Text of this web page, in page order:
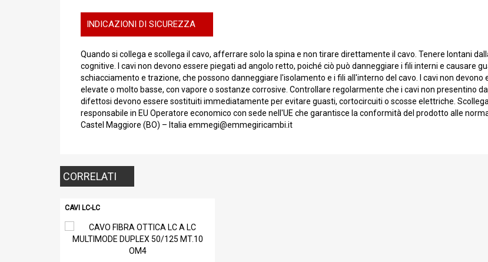
INDICAZIONI DI SICUREZZA
Quando si collega e scollega il cavo, afferrare solo la spina e non tirare direttamente il cavo. Tenere lontani
cognitive. I cavi non devono essere piegati ad angolo retto, poiché ciò può danneggiare i fili interni e causare
schiacciamento e trazione, che possono danneggiare l'isolamento e i fili all'interno del cavo. I cavi non
elevate o molto basse, con vapore o sostanze corrosive. Controllare regolarmente che i cavi non presentino
difettosi devono essere sostituiti immediatamente per evitare guasti, cortocircuiti o scosse elettriche.
responsabile in EU Operatore economico con sede nell'UE che garantisce la conformità del prodotto alle
Castel Maggiore (BO) – Italia emmegi@emmegiricambi.it
CORRELATI
CAVI LC-LC